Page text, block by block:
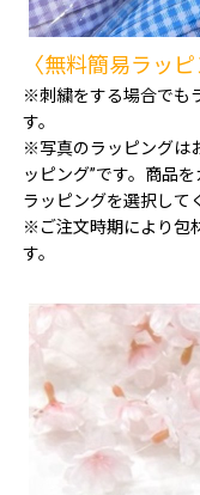
〈無料簡易ラッピ
※刺繍をする場合でも
す。
※写真のラッピングは
ッピング”です。商品
ラッピングを選択して
※ご注文時期により包
す。